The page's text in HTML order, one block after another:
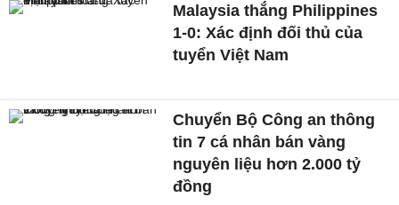
Malaysia thắng Philippines
1-0: Xác định đối thủ của
tuyển Việt Nam
Chuyển Bộ Công an thông
tin 7 cá nhân bán vàng
nguyên liệu hơn 2.000 tỷ
đồng